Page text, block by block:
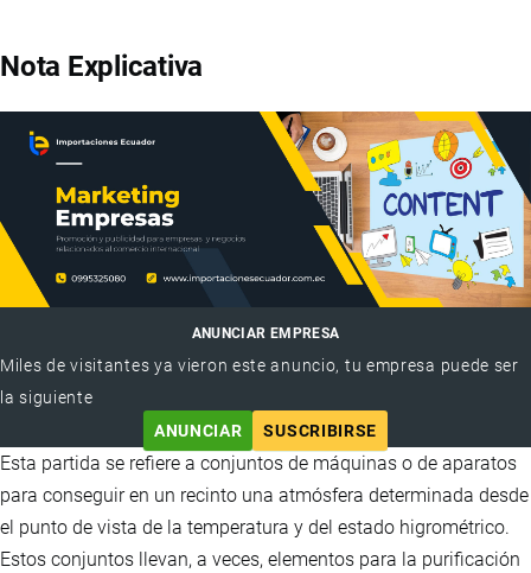
Nota Explicativa
ANUNCIAR EMPRESA
Miles de visitantes ya vieron este anuncio, tu empresa puede ser
la siguiente
ANUNCIAR
SUSCRIBIRSE
Esta partida se refiere a conjuntos de máquinas o de aparatos
para conseguir en un recinto una atmósfera determinada desde
el punto de vista de la temperatura y del estado higrométrico.
Estos conjuntos llevan, a veces, elementos para la purificación